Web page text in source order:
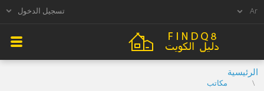
تسجيل الدخول
الرئيسية
مكاتب